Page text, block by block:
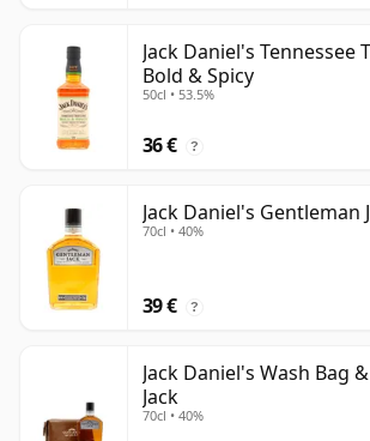
Jack Daniel's Tennessee
Bold & Spicy
50cl • 53.5%
36 € ?
Jack Daniel's Gentleman
70cl • 40%
39 € ?
Jack Daniel's Wash Bag
Jack
70cl • 40%